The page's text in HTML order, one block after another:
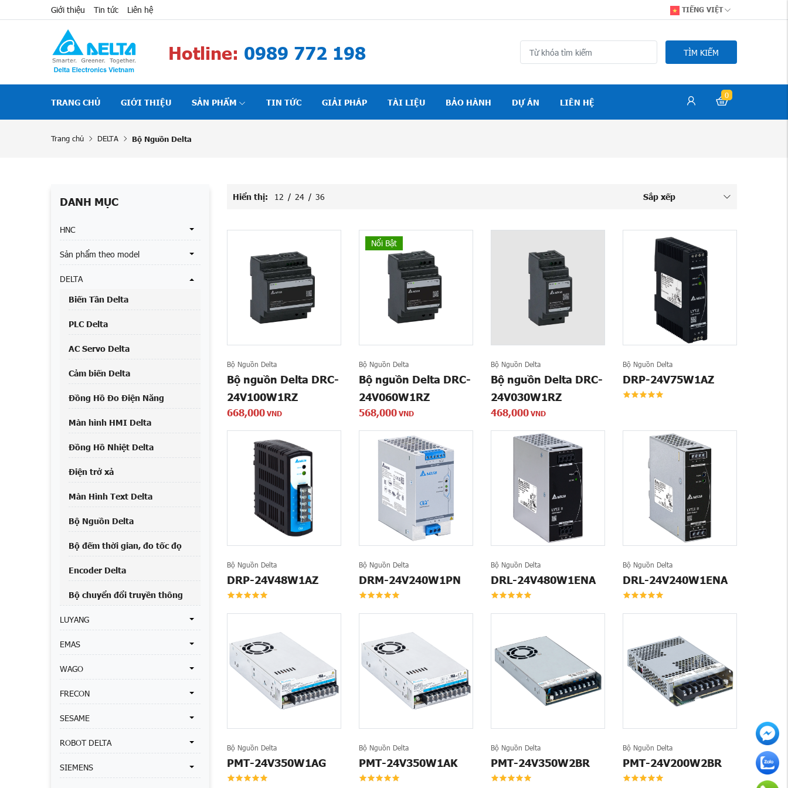
Giới thiệu Tin tức Liên hệ TIẾNG VIỆT
Hotline: 0989 772 198 TÌM KIẾM
TRANG CHỦ GIỚI THIỆU SẢN PHẨM TIN TỨC GIẢI PHÁP TÀI LIỆU BẢO HÀNH DỰ ÁN LIÊN HỆ
0
Trang chủ DELTA Bộ Nguồn Delta
DANH MỤC
HNC
Sản phẩm theo model
DELTA
Biến Tần Delta
PLC Delta
AC Servo Delta
Cảm biến Delta
Đồng Hồ Đo Điện Năng
Màn hình HMI Delta
Đồng Hồ Nhiệt Delta
Điện trở xả
Màn Hình Text Delta
Bộ Nguồn Delta
Bộ đếm thời gian, đo tốc đọ
Encoder Delta
Bộ chuyển đổi truyền thông
LUYANG
EMAS
WAGO
FRECON
SESAME
ROBOT DELTA
SIEMENS
Hiển thị: 12 / 24 / 36 Sắp xếp
Bộ Nguồn Delta
Bộ nguồn Delta DRC-
24V100W1RZ
668,000 VND
Nổi Bật
Bộ Nguồn Delta
Bộ nguồn Delta DRC-
24V060W1RZ
568,000 VND
Bộ Nguồn Delta
Bộ nguồn Delta DRC-
24V030W1RZ
468,000 VND
Bộ Nguồn Delta
DRP-24V75W1AZ
Bộ Nguồn Delta
DRP-24V48W1AZ
Bộ Nguồn Delta
DRM-24V240W1PN
Bộ Nguồn Delta
DRL-24V480W1ENA
Bộ Nguồn Delta
DRL-24V240W1ENA
Bộ Nguồn Delta
PMT-24V350W1AG
Bộ Nguồn Delta
PMT-24V350W1AK
Bộ Nguồn Delta
PMT-24V350W2BR
Bộ Nguồn Delta
PMT-24V200W2BR